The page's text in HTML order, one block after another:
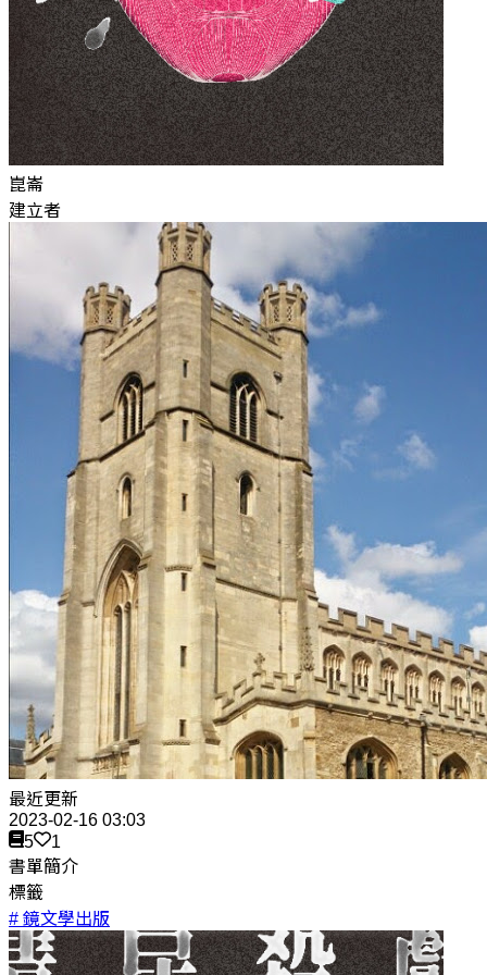
崑崙
建立者
最近更新
2023-02-16 03:03
5
1
書單簡介
標籤
# 鏡文學出版